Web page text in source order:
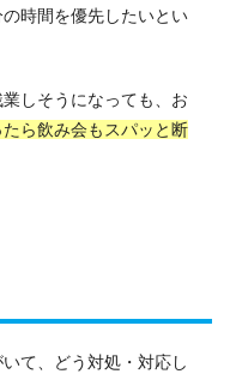
時間を優先したいとい
しそうになっても、お
たら飲み会もスパッと断
て、どう対処・対応し